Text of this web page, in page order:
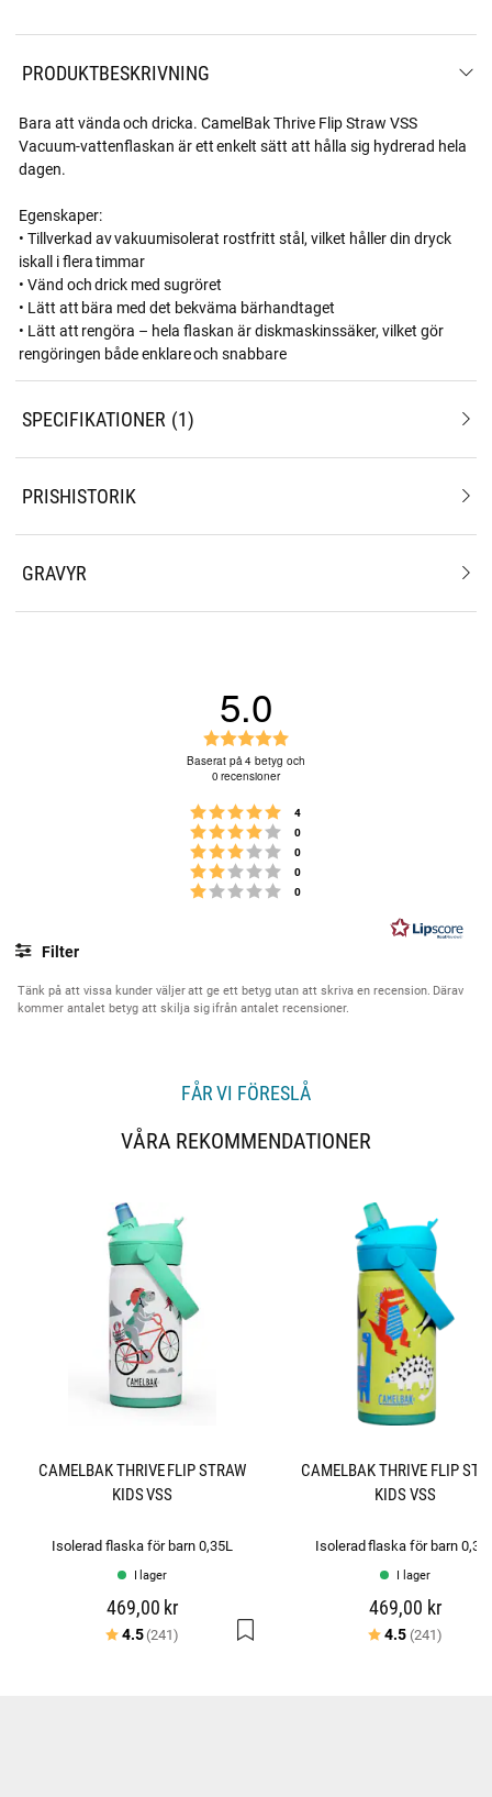
PRODUKTBESKRIVNING
Bara att vända och dricka. CamelBak Thrive Flip Straw VSS
Vacuum-vattenflaskan är ett enkelt sätt att hålla sig hydrerad hela
dagen.
Egenskaper:
• Tillverkad av vakuumisolerat rostfritt stål, vilket håller din dryck
iskall i flera timmar
• Vänd och drick med sugröret
• Lätt att bära med det bekväma bärhandtaget
• Lätt att rengöra – hela flaskan är diskmaskinssäker, vilket gör
rengöringen både enklare och snabbare
SPECIFIKATIONER 1
PRISHISTORIK
GRAVYR
Betyg: 5 utav 5 stjärnor
4
Betyg: 4 utav 5 stjärnor
0
Betyg: 3 utav 5 stjärnor
0
Betyg: 2 utav 5 stjärnor
0
Betyg: 1 utav 5 stjärnor
0
5.0
e
y
g
5
a
v
t
j
r
Baserat på 4 betyg och
0 recensioner
Filter
Betyg Bilder
Tänk på att vissa kunder väljer att ge ett betyg utan att skriva en recension. Därav
kommer antalet betyg att skilja sig ifrån antalet recensioner.
FÅR VI FÖRESLÅ
VÅRA REKOMMENDATIONER
CAMELBAK THRIVE FLIP STRAW
KIDS VSS
Isolerad flaska för barn 0,35L
I lager
469,00 kr
Betyg:
4.5(241) utav 5 stjärnor
CAMELBAK THRIVE FLIP
KIDS VSS
Isolerad flaska för barn
I lager
469,00 kr
Betyg:
4.5(241)